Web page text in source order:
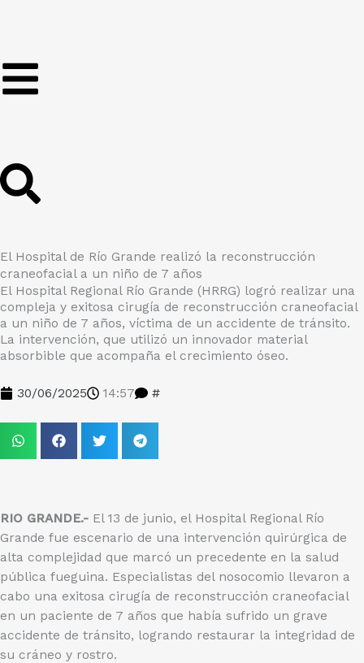
El Hospital de Río Grande realizó la reconstrucción
craneofacial a un niño de 7 años
El Hospital Regional Río Grande (HRRG) logró realizar una
compleja y exitosa cirugía de reconstrucción craneofacial
a un niño de 7 años, víctima de un accidente de tránsito.
La intervención, que utilizó un innovador material
absorbible que acompaña el crecimiento óseo.
30/06/2025 14:57 #
RIO GRANDE.- El 13 de junio, el Hospital Regional Río
Grande fue escenario de una intervención quirúrgica de
alta complejidad que marcó un precedente en la salud
pública fueguina. Especialistas del nosocomio llevaron a
cabo una exitosa cirugía de reconstrucción craneofacial
en un paciente de 7 años que había sufrido un grave
accidente de tránsito, logrando restaurar la integridad de
su cráneo y rostro.